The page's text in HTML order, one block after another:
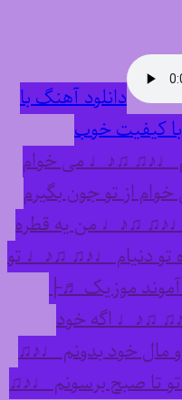
دانلود آهنگ با
کیفیت خوب
♩♪♫ ♫♪♩ می خوام
از تو جون بگیرم
♫♪♩ من یه قطره
تو دنیام ♩♪♫ ♫♪♩ تو
موزیک ♬├
♫♪♩ اگه خود
مال خود بدونم ♩♪♫
تا صبح برسونم ♩♪♫